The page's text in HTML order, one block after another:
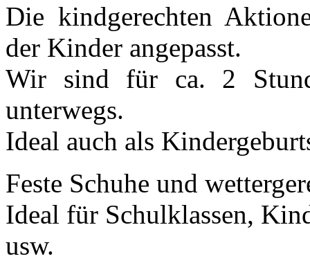
Die kindgerechten
der Kinder angepasst.
Wir sind für ca. 2
unterwegs.
Ideal auch als
Feste Schuhe und
Ideal für Schulklassen,
usw.